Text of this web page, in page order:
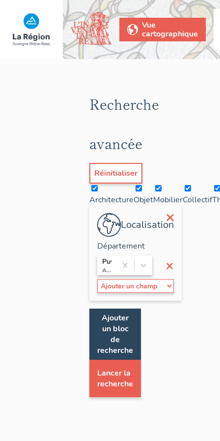
Vue
cartographique
Recherche
avancée
Réinitialiser
ArchitectureObjetMobilierCollectif
×
Localisation
×
Département
Puy-de-Dôme
Auvergne
Ajouter
un bloc
de
recherche
Lancer la
recherche